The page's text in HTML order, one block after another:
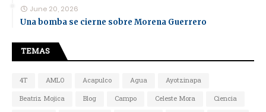
June 20, 2026
Una bomba se cierne sobre Morena Guerrero
TEMAS
4T AMLO Acapulco Agua
Ayotzinapa
Beatriz Mojica
Blog Campo Celeste Mora
Ciencia